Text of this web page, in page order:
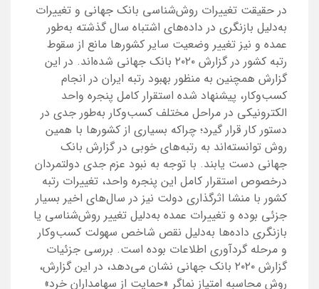
در حقیقت تغییرات روش‌شناسی بانک جهانی و تغییرات
به‌دلیل بازنگری در داده‌های اشتباه سال گذشته به‌طور
عمده و نیز تغییر وضعیت سایر کشورها مانع از سقوط
رتبه کشور در گزارش ۲۰۲۰ بانک جهانی شده‌اند. در این
گزارش همچنین به منظور بهبود رتبه ایران در انجام
کسب‌وکار، پیشنهاد شده استقرار کامل پنجره واحد
الکترونیکی در مراحل مختلف کسب‌وکار به‌طور جدی در
دستور کار قرار گیرد؛ چراکه بسیاری از کشورها با همین
روش توانسته‌اند به رتبه‌های خوبی در گزارش بانک
جهانی دست یابند. با توجه به نبود عزم جدی دولتمردان
درخصوص استقرار کامل این پنجره واحد، تغییرات رتبه
کشور با منشا اثرگذاری دولت نیز در سال‌های اخیر بسیار
جزئی بوده و تغییرات عمده به‌دلیل تغییر روش‌شناسی یا
بازنگری داده‌ها به‌دلیل نقص شاخص سهولت کسب‌وکار
و مرحله گردآوری اطلاعات بوده است. بررسی جزئیات
گزارش ۲۰۲۰ بانک جهانی نشان می‌دهد، در این گزارش،
روش محاسبه امتیاز نماگر «حمایت از سهامداران خرد»